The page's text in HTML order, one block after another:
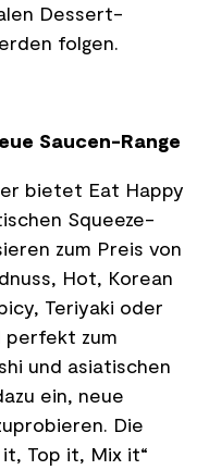
Dessert-
folgen.
Saucen-Range
bietet Eat Happy
Squeeze-
zum Preis von
Hot, Korean
Teriyaki oder
perfekt zum
und asiatischen
ein, neue
Die
Top it, Mix it“